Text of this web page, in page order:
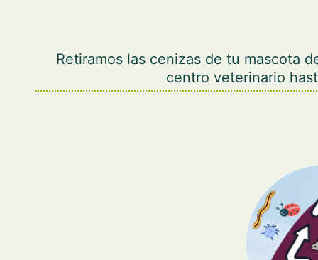
Retiramos las cenizas de tu mascota
centro veterinario